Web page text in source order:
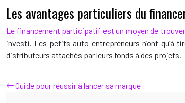
Les avantages particuliers du
Le financement participatif est un moyen de trouver
investi. Les petits auto-entrepreneurs n’ont
distributeurs attachés par leurs fonds à des projets.
Guide pour réussir à lancer sa marque